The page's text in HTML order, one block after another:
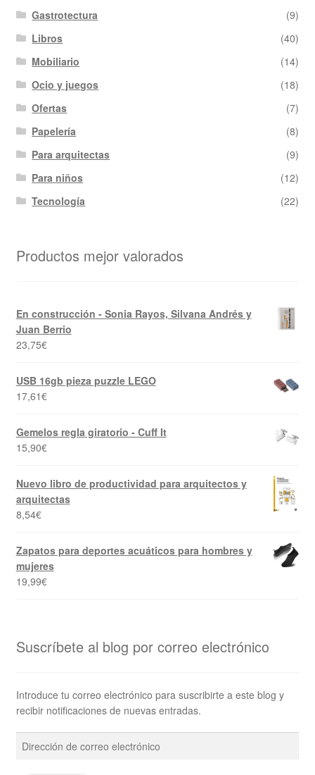
Gastrotectura
(9)
Libros
(40)
Mobiliario
(14)
Ocio y juegos
(18)
Ofertas
(7)
Papelería
(8)
Para arquitectas
(9)
Para niños
(12)
Tecnología
(22)
Productos mejor valorados
En construcción - Sonia Rayos, Silvana Andrés y
Juan Berrio
23,75€
USB 16gb pieza puzzle LEGO
17,61€
Gemelos regla giratorio - Cuff It
15,90€
Nuevo libro de productividad para arquitectos y
arquitectas
8,54€
Zapatos para deportes acuáticos para hombres y
mujeres
19,99€
Suscríbete al blog por correo electrónico
Introduce tu correo electrónico para suscribirte a este blog y
recibir notificaciones de nuevas entradas.
de